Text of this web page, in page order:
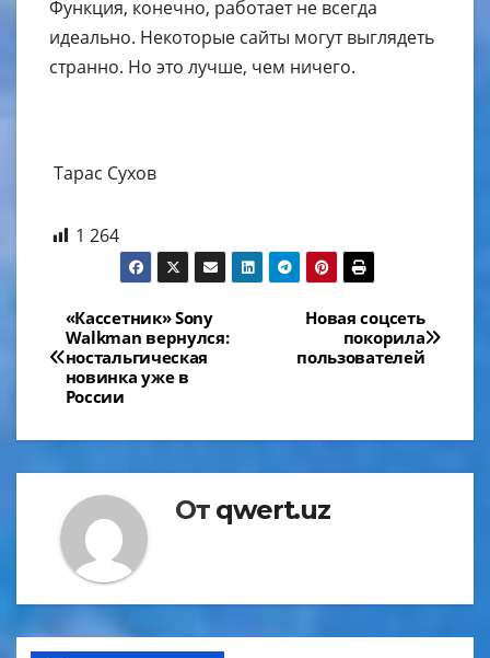
Функция, конечно, работает не всегда
идеально. Некоторые сайты могут выглядеть
странно. Но это лучше, чем ничего.
Тарас Сухов
1 264
Навигация
по
записям
Новая соцсеть
покорила
пользователей
«Кассетник» Sony
Walkman вернулся:
ностальгическая
новинка уже в
России
От qwert.uz